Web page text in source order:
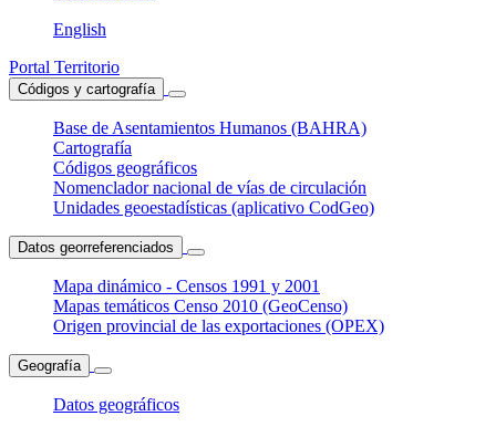
English
Portal Territorio
Códigos y cartografía
Base de Asentamientos Humanos (BAHRA)
Cartografía
Códigos geográficos
Nomenclador nacional de vías de circulación
Unidades geoestadísticas (aplicativo CodGeo)
Datos georreferenciados
Mapa dinámico - Censos 1991 y 2001
Mapas temáticos Censo 2010 (GeoCenso)
Origen provincial de las exportaciones (OPEX)
Geografía
Datos geográficos